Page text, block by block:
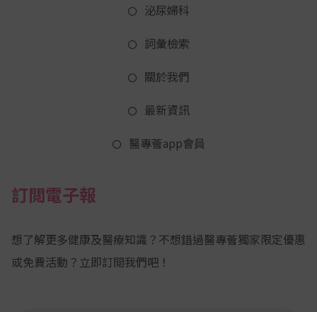
泌尿婦科
詞彙檢索
關於我們
最新資訊
醫專薈app會員
訂閲電子報
想了解更多健康及醫療知識？不想錯過醫專薈獨家限定優惠
或免費活動？立即訂閲我們吧！